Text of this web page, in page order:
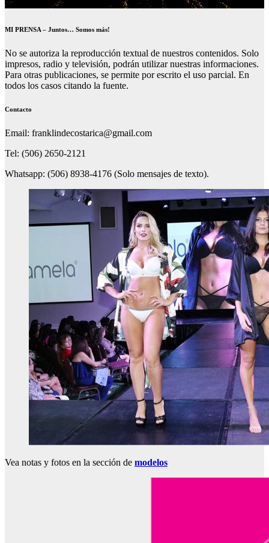
MI PRENSA – Juntos… Somos más!
No se autoriza la reproducción textual de nuestros contenidos. Solo
impresos, radio y televisión, podrán utilizar nuestras informaciones.
Para otras publicaciones, se permite por escrito el uso parcial. En
todos los casos citando la fuente.
Contacto
Email: franklindecostarica@gmail.com
Tel: (506) 2650-2121
Whatsapp: (506) 8938-4176 (Solo mensajes de texto).
Vea notas y fotos en la sección de modelos